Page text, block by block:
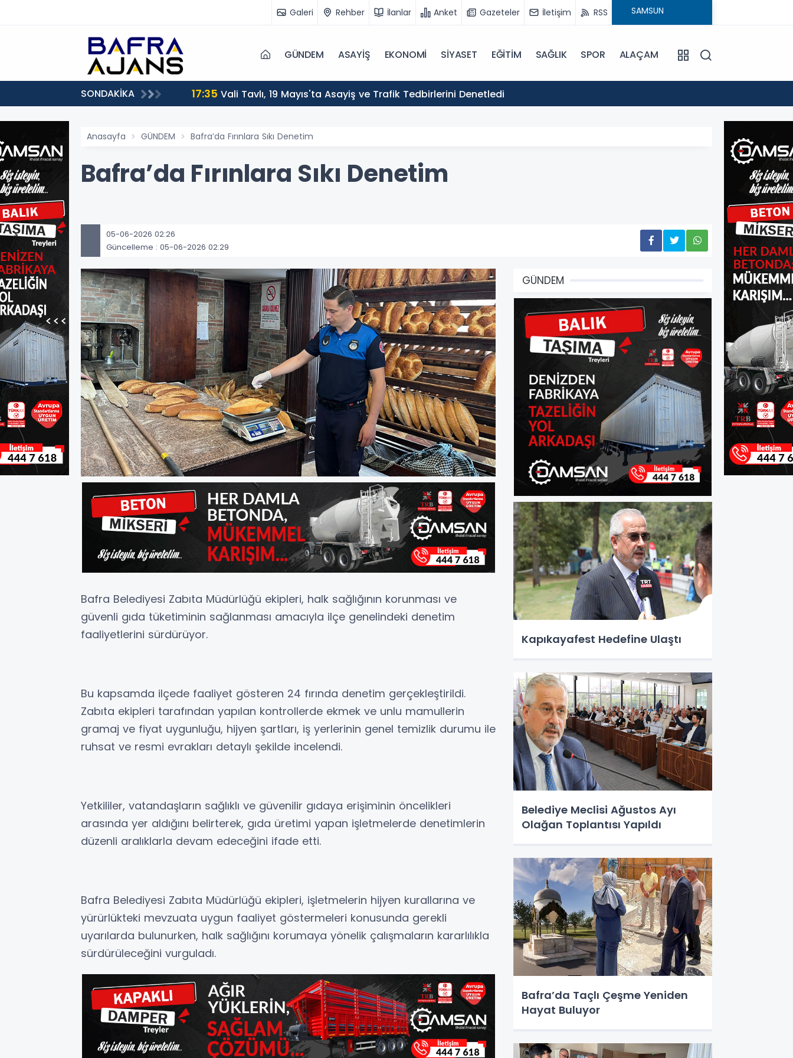
Galeri Rehber İlanlar Anket Gazeteler İletişim RSS
GÜNDEM ASAYİŞ EKONOMİ SİYASET EĞİTİM SAĞLIK SPOR ALAÇAM
SONDAKİKA 17:35 Vali Tavlı, 19 Mayıs'ta Asayiş ve Trafik Tedbirlerini Denetledi
Anasayfa GÜNDEM Bafra’da Fırınlara Sıkı Denetim
Bafra’da Fırınlara Sıkı Denetim
05-06-2026 02:26
Güncelleme : 05-06-2026 02:29
Bafra Belediyesi Zabıta Müdürlüğü ekipleri, halk sağlığının korunması ve
güvenli gıda tüketiminin sağlanması amacıyla ilçe genelindeki denetim
faaliyetlerini sürdürüyor.
Bu kapsamda ilçede faaliyet gösteren 24 fırında denetim gerçekleştirildi.
Zabıta ekipleri tarafından yapılan kontrollerde ekmek ve unlu mamullerin
gramaj ve fiyat uygunluğu, hijyen şartları, iş yerlerinin genel temizlik durumu ile
ruhsat ve resmi evrakları detaylı şekilde incelendi.
Yetkililer, vatandaşların sağlıklı ve güvenilir gıdaya erişiminin öncelikleri
arasında yer aldığını belirterek, gıda üretimi yapan işletmelerde denetimlerin
düzenli aralıklarla devam edeceğini ifade etti.
Bafra Belediyesi Zabıta Müdürlüğü ekipleri, işletmelerin hijyen kurallarına ve
yürürlükteki mevzuata uygun faaliyet göstermeleri konusunda gerekli
uyarılarda bulunurken, halk sağlığını korumaya yönelik çalışmaların kararlılıkla
sürdürüleceğini vurguladı.
GÜNDEM
Kapıkayafest Hedefine Ulaştı
Belediye Meclisi Ağustos Ayı
Olağan Toplantısı Yapıldı
Bafra’da Taçlı Çeşme Yeniden
Hayat Buluyor